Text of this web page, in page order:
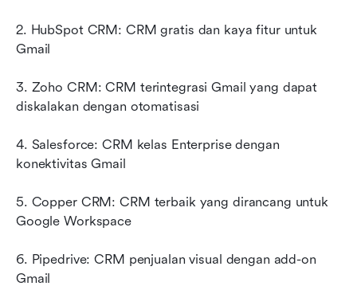
2. HubSpot CRM: CRM gratis dan kaya fitur untuk
Gmail
3. Zoho CRM: CRM terintegrasi Gmail yang dapat
diskalakan dengan otomatisasi
4. Salesforce: CRM kelas Enterprise dengan
konektivitas Gmail
5. Copper CRM: CRM terbaik yang dirancang untuk
Google Workspace
6. Pipedrive: CRM penjualan visual dengan add-on
Gmail